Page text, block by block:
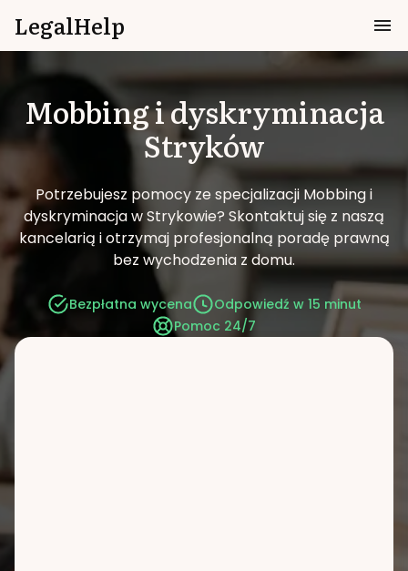
LegalHelp
Mobbing i dyskryminacja
Stryków
Potrzebujesz pomocy ze specjalizacji Mobbing i
dyskryminacja w Strykowie? Skontaktuj się z naszą
kancelarią i otrzymaj profesjonalną poradę prawną
bez wychodzenia z domu.
Bezpłatna wycena
Odpowiedź w 15 minut
Pomoc 24/7